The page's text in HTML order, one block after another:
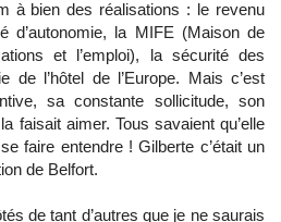
à bien des réalisations : le revenu
d’autonomie, la MIFE (Maison de
et l’emploi), la sécurité des
de l’hôtel de l’Europe. Mais c’est
sa constante sollicitude, son
faisait aimer. Tous savaient qu’elle
faire entendre ! Gilberte c’était un
de Belfort.
de tant d’autres que je ne saurais